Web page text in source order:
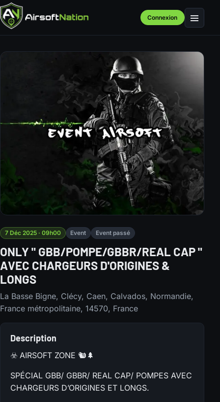
Connexion Menu
7 Déc 2025 · 09h00 Event Event passé
ONLY " GBB/POMPE/GBBR/REAL CAP "
AVEC CHARGEURS D'ORIGINES &
LONGS
La Basse Bigne, Clécy, Caen, Calvados, Normandie,
France métropolitaine, 14570, France
Description
☣️ AIRSOFT ZONE 🐿️🌲
SPÉCIAL GBB/ GBBR/ REAL CAP/ POMPES AVEC
CHARGEURS D’ORIGINES ET LONGS.